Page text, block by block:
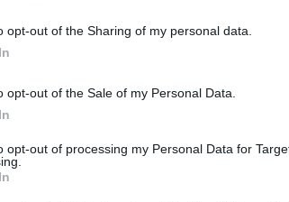
opt-out of the Sharing of my personal data.
opt-out of the Sale of my Personal Data.
opt-out of processing my Personal Data for
di
il Tg La7